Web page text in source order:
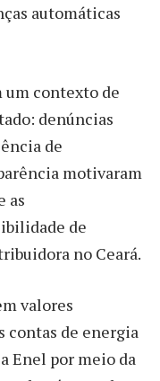
automáticas
um contexto de
denúncias
de
motivaram
as
de
no Ceará.
valores
contas de energia
Enel por meio da